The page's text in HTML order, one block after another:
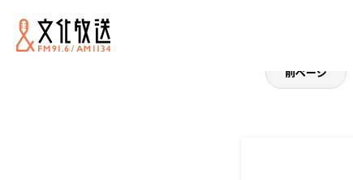
前ページ